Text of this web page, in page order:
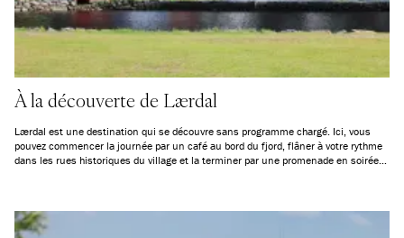
À la découverte de Lærdal
Lærdal est une destination qui se découvre sans programme chargé. Ici, vous
pouvez commencer la journée par un café au bord du fjord, flâner à votre rythme
dans les rues historiques du village et la terminer par une promenade en soirée
expériences authentiques au plus près de la nature.